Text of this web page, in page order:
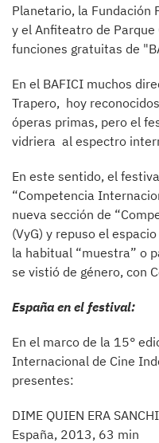
Planetario, la Fundación
y el Anfiteatro de
funciones gratuitas de
En el BAFICI muchos
Trapero, hoy
óperas primas, pero el
vidriera al espectro
En este sentido, el
“Competencia
nueva sección de
(VyG) y repuso el
la habitual “muestra” o
se vistió de género, con
España en el festival:
En el marco de la 15°
Internacional de Cine
presentes:
DIME QUIEN ERA
España, 2013, 63 min